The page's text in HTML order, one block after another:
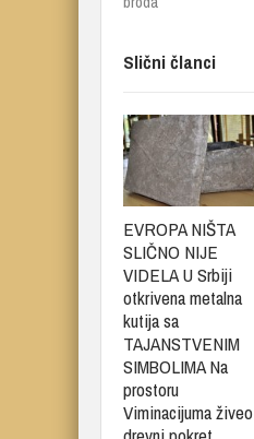
Slični članci
EVROPA NIŠTA
SLIČNO NIJE
VIDELA U Srbiji
otkrivena metalna
kutija sa
TAJANSTVENIM
SIMBOLIMA Na
prostoru
Viminacijuma živeo